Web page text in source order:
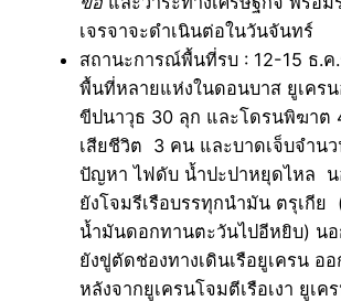
เจรจาจะดำเนินต่อในวันจันทร์
สถานะการณ์พื้นที่รบ : 12-15 ธ.ค
พื้นที่หลายแห่งในดอนบาส ยูเคร
ขีปนาวุธ 30 ลุก และโดรนพิฆาต
เสียชีวิต 3 คน และบาดเจ็บจำน
ปัญหา ไฟดับ น้ำปะปาหยุดไหล น
ยังโจมรีเรือบรรทุกนำมัน ตรุเกีย
น้ำมันดอกทานตะวันไปอีหยิบ) นอ
ยังขู่ตัดช่องทางเดินเรือยูเครน อ
หลังจากยูเครนโจมตีเรือเงา ยูเค